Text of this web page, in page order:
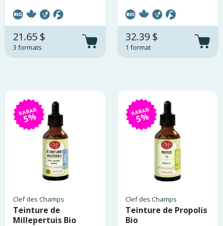
21.65 $
3 formats
32.39 $
1 format
RABAIS
5%
Clef des Champs
Teinture de
Millepertuis Bio
RABAIS
5%
Clef des Champs
Teinture de Propolis
Bio